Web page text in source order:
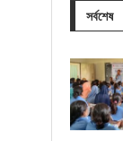
সর্বশেষ